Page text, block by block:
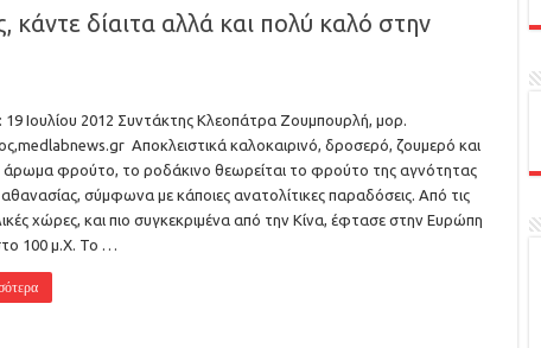
κάντε δίαιτα αλλά και πολύ καλό στην
19 Ιουλίου 2012 Συντάκτης Κλεοπάτρα Ζουμπουρλή, μορ.
Αποκλειστικά καλοκαιρινό, δροσερό, ζουμερό και
άρωμα φρούτο, το ροδάκινο θεωρείται το φρούτο της αγνότητας
αθανασίας, σύμφωνα με κάποιες ανατολίτικες παραδόσεις. Από τις
χώρες, και πιο συγκεκριμένα από την Κίνα, έφτασε στην Ευρώπη
100 μ.Χ. Το …